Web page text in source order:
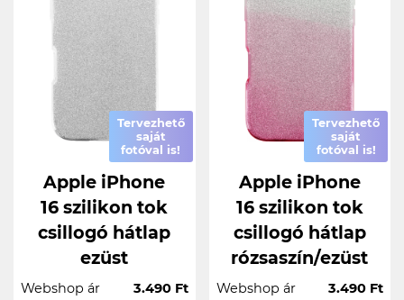
Tervezhető
saját
fotóval is!
Apple iPhone
16 szilikon tok
csillogó hátlap
ezüst
Webshop ár
3.490 Ft
Tervezhető
saját
fotóval is!
Apple iPhone
16 szilikon tok
csillogó hátlap
rózsaszín/ezüst
Webshop ár
3.490 Ft